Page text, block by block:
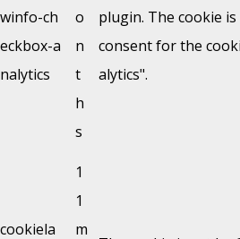
winfo-ch
eckbox-a
nalytics
o
n
t
h
s
plugin. The cookie
consent for the
alytics".
cookiela
1
1
m